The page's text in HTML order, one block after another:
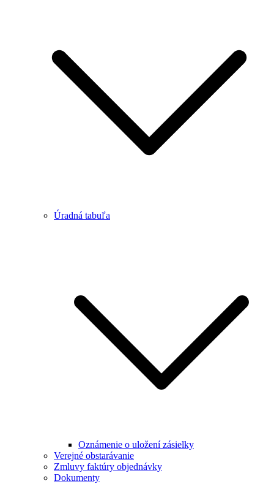
Úradná tabuľa
Oznámenie o uložení zásielky
Verejné obstarávanie
Zmluvy faktúry objednávky
Dokumenty